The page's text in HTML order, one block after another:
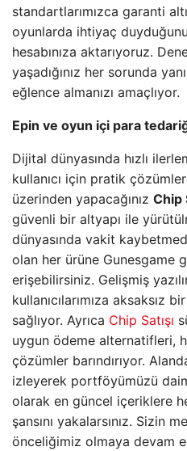
standartlarımızca garanti
oyunlarda ihtiyaç
hesabınıza aktarıyoruz.
yaşadığınız her sorunda
eğlence almanızı amaçlıyor.
Epin ve oyun içi para
Dijital dünyasında hızlı
kullanıcı için pratik
üzerinden yapacağınız Chip
güvenli bir altyapı ile
dünyasında vakit
olan her ürüne Gunesgame
erişebilirsiniz. Gelişmiş
kullanıcılarımıza aksaksız
sağlıyor. Ayrıca Chip Satışı
uygun ödeme alternatifleri,
çözümler barındırıyor.
izleyerek portföyümüzü
olarak en güncel içeriklere
şansını yakalarsınız. Sizin
önceliğimiz olmaya devam